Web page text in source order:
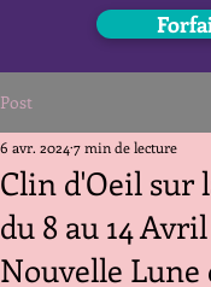
Post
Clin d'Oeil sur
du 8 au 14
Nouvelle
6 avr. 2024 7 min de lecture